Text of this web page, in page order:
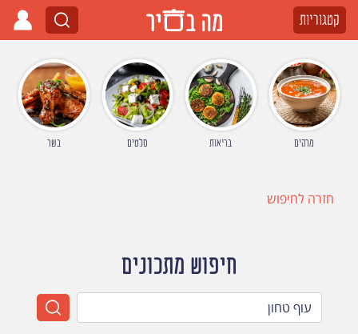
קטגוריות
מרקים בריאות סלטים בשר
חזרה לחיפוש
חיפוש מתכונים